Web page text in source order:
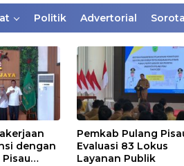
Politik Advertorial
dengan
Pemkab Pulang
Evaluasi 83 Lokus
Layanan Publik